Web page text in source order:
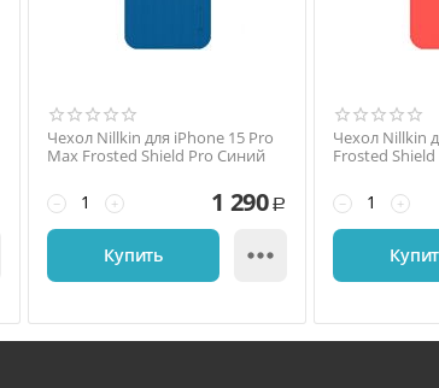
Чехол Nillkin для iPhone 15 Pro
Max Frosted Shield Pro Синий
+
− 1 290 Р
Купить 
Чехол Nillkin
Frosted
+
−